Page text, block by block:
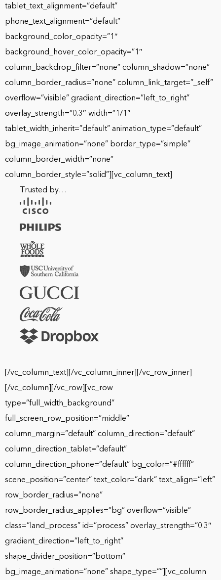
tablet_text_alignment=”default”
phone_text_alignment=”default”
background_color_opacity=”1″
background_hover_color_opacity=”1″
column_backdrop_filter=”none” column_shadow=”none”
column_border_radius=”none” column_link_target=”_self”
overflow=”visible” gradient_direction=”left_to_right”
overlay_strength=”0.3″ width=”1/1″
tablet_width_inherit=”default” animation_type=”default”
bg_image_animation=”none” border_type=”simple”
column_border_width=”none”
column_border_style=”solid”][vc_column_text]
Trusted by…
[/vc_column_text][/vc_column_inner][/vc_row_inner]
[/vc_column][/vc_row][vc_row
type=”full_width_background”
full_screen_row_position=”middle”
column_margin=”default” column_direction=”default”
column_direction_tablet=”default”
column_direction_phone=”default” bg_color=”#ffffff”
scene_position=”center” text_color=”dark” text_align=”left”
row_border_radius=”none”
row_border_radius_applies=”bg” overflow=”visible”
class=”land_process” id=”process” overlay_strength=”0.3″
gradient_direction=”left_to_right”
shape_divider_position=”bottom”
bg_image_animation=”none” shape_type=””][vc_column